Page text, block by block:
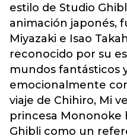
estilo de Studio
animación japonés,
Miyazaki e Isao
reconocido por su
mundos fantásticos
emocionalmente
viaje de Chihiro, Mi
princesa Mononoke
Ghibli como un